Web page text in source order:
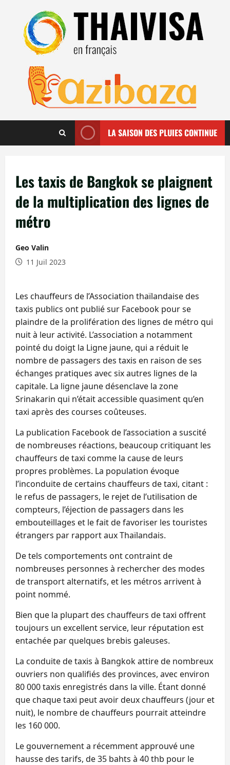
contenu
LA SAISON DES PLUIES CONTINUE
Les taxis de Bangkok se plaignent
de la multiplication des lignes de
métro
Geo Valin
11 Juil 2023
Les chauffeurs de l’Association thaïlandaise des
taxis publics ont publié sur Facebook pour se
plaindre de la prolifération des lignes de métro qui
nuit à leur activité. L’association a notamment
pointé du doigt la Ligne jaune, qui a réduit le
nombre de passagers des taxis en raison de ses
échanges pratiques avec six autres lignes de la
capitale. La ligne jaune désenclave la zone
Srinakarin qui n’était accessible quasiment qu’en
taxi après des courses coûteuses.
La publication Facebook de l’association a suscité
de nombreuses réactions, beaucoup critiquant les
chauffeurs de taxi comme la cause de leurs
propres problèmes. La population évoque
l’inconduite de certains chauffeurs de taxi, citant :
le refus de passagers, le rejet de l’utilisation de
compteurs, l’éjection de passagers dans les
embouteillages et le fait de favoriser les touristes
étrangers par rapport aux Thaïlandais.
De tels comportements ont contraint de
nombreuses personnes à rechercher des modes
de transport alternatifs, et les métros arrivent à
point nommé.
Bien que la plupart des chauffeurs de taxi offrent
toujours un excellent service, leur réputation est
entachée par quelques brebis galeuses.
La conduite de taxis à Bangkok attire de nombreux
ouvriers non qualifiés des provinces, avec environ
80 000 taxis enregistrés dans la ville. Étant donné
que chaque taxi peut avoir deux chauffeurs (jour et
nuit), le nombre de chauffeurs pourrait atteindre
les 160 000.
Le gouvernement a récemment approuvé une
hausse des tarifs, de 35 bahts à 40 thb pour le